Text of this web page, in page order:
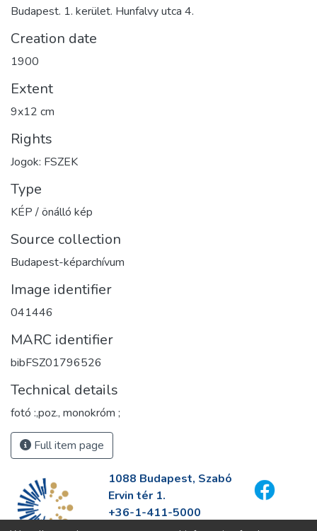
Budapest. 1. kerület. Hunfalvy utca 4.
Creation date
1900
Extent
9x12 cm
Rights
Jogok: FSZEK
Type
KÉP / önálló kép
Source collection
Budapest-képarchívum
Image identifier
041446
MARC identifier
bibFSZ01796526
Technical details
fotó :,poz., monokróm ;
Full item page
1088 Budapest, Szabó
Ervin tér 1.
+36-1-411-5000